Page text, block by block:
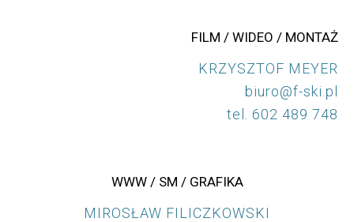
FILM / WIDEO / MONTAŻ
KRZYSZTOF MEYER
biuro@f-ski.pl
tel. 602 489 748
WWW / SM / GRAFIKA
MIROSŁAW FILICZKOWSKI